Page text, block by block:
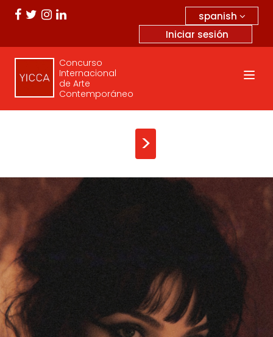
spanish
Iniciar sesión
Concurso
Internacional
de Arte
Contemporáneo
>